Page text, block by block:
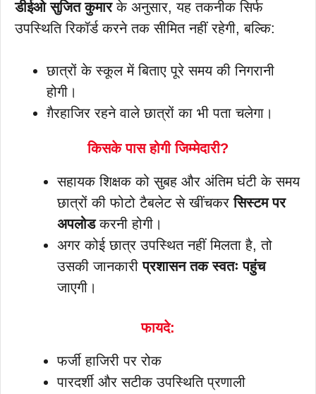
डीईओ सुजित कुमारके अनुसार, यह तकनीक सिर्फ
उपस्थिति रिकॉर्ड करने तक सीमित नहीं रहेगी, बल्कि:
छात्रों के स्कूल में बिताए पूरे समय की निगरानी
होगी।
ग़ैरहाजिर रहने वाले छात्रों का भी पता चलेगा।
किसके पास होगी जिम्मेदारी?
सहायक शिक्षक को सुबह और अंतिम घंटी के समय
छात्रों की फोटो टैबलेट से खींचकरसिस्टम पर
अपलोडकरनी होगी।
अगर कोई छात्र उपस्थित नहीं मिलता है, तो
उसकी जानकारीप्रशासन तक स्वतः पहुंच
जाएगी।
फायदे:
फर्जी हाजिरी पर रोक
पारदर्शी और सटीक उपस्थिति प्रणाली